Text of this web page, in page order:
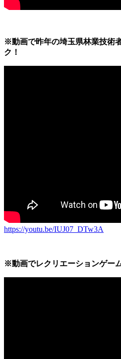
※動画で昨年の埼玉県林業技術
ク！
https://youtu.be/IUJ07_DTw3A
※動画でレクリエーションゲー